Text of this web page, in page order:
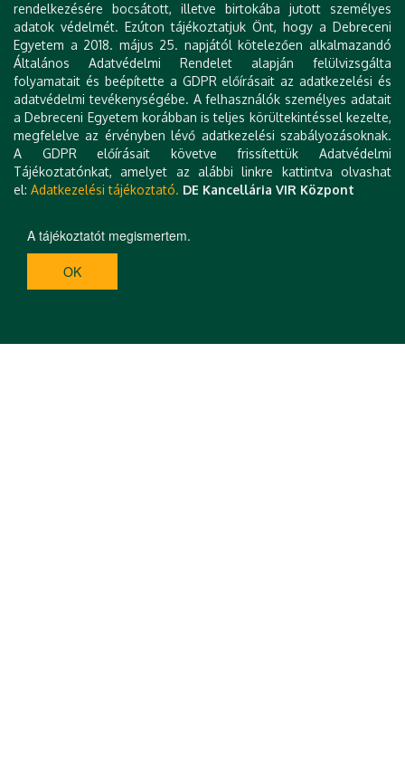
Személyes részvétel
2025. március 31-ig történő regisztráció
esetén
25.000,-Ft
2025. április 1-től 2025. 2025. május 7 -ig történő
regisztráció esetén35.000,-Ft
rendelkezésére bocsátott, illetve birtokába jutott személyes
adatok védelmét. Ezúton tájékoztatjuk Önt, hogy a Debreceni
Egyetem a 2018. május 25. napjától kötelezően alkalmazandó
Általános Adatvédelmi Rendelet alapján felülvizsgálta
folyamatait és beépítette a GDPR előírásait az adatkezelési és
adatvédelmi tevékenységébe. A felhasználók személyes adatait
a Debreceni Egyetem korábban is teljes körültekintéssel kezelte,
megfelelve az érvényben lévő adatkezelési szabályozásoknak.
A GDPR előírásait követve frissítettük Adatvédelmi
Tájékoztatónkat, amelyet az alábbi linkre kattintva olvashat
el: Adatkezelési tájékoztató. DE Kancellária VIR Központ
A tájékoztatót megismertem.
OK